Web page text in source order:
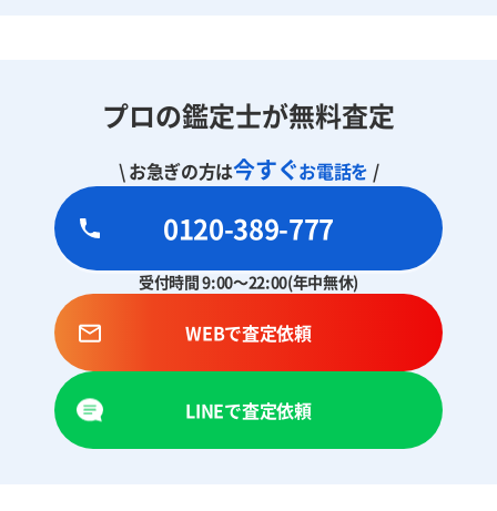
プロの鑑定士が無料査定
\ お急ぎの方は今すぐお電話を /
0120-389-777
受付時間 9:00～22:00(年中無休)
WEBで査定依頼
LINEで査定依頼